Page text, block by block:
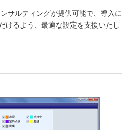
サルティングが提供可能で、導入に
けるよう、最適な設定を支援いたし